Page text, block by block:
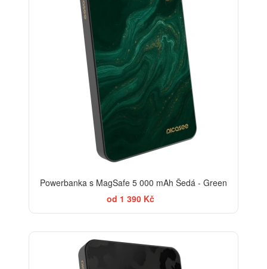
Powerbanka s MagSafe 5 000 mAh Šedá - Green
od 1 390 Kč